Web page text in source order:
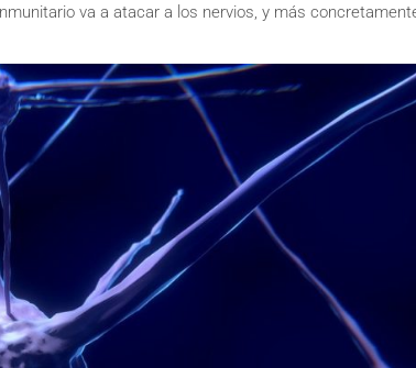
va a atacar a los nervios, y más